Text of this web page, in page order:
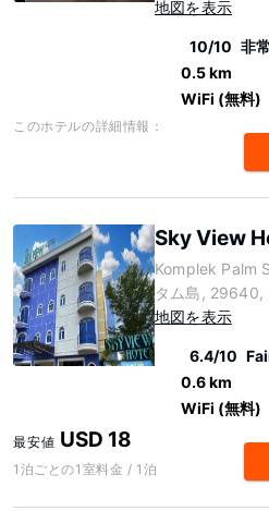
地図を表示
10/10 非
0.5 km
WiFi (無料)
このホテルの詳細情報：
Sky View
Komplek Palm
タム島, 29640,
地図を表示
6.4/10
0.6 km
WiFi (無料)
最安値 USD 18
1泊ごとの1室料金 / 1泊